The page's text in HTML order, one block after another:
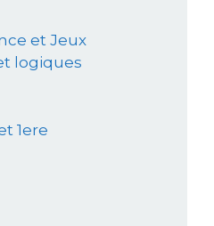
et Jeux
logiques
1ere